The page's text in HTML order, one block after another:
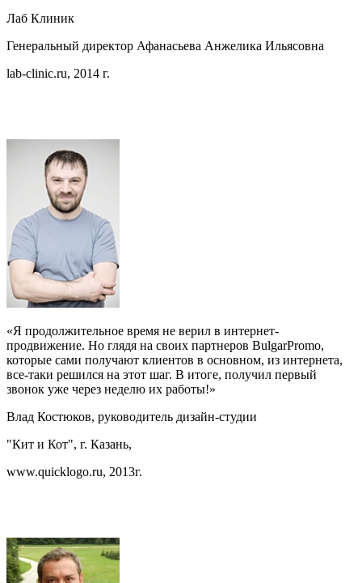
Лаб Клиник
Генеральный директор Афанасьева Анжелика Ильясовна
lab-clinic.ru, 2014 г.
«Я продолжительное время не верил в интернет-
продвижение. Но глядя на своих партнеров BulgarPromo,
которые сами получают клиентов в основном, из интернета,
все-таки решился на этот шаг. В итоге, получил первый
звонок уже через неделю их работы!»
Влад Костюков, руководитель дизайн-студии
"Кит и Кот", г. Казань,
www.quicklogo.ru, 2013г.